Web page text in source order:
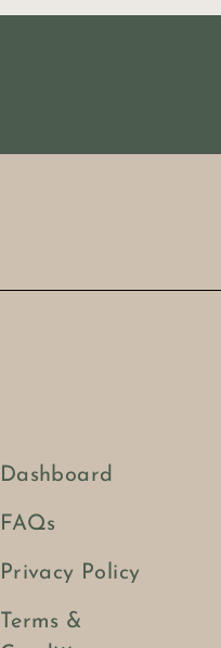
Dashboard
FAQs
Privacy Policy
Terms &